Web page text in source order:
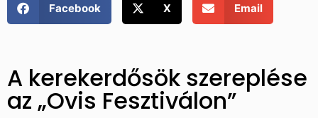
Facebook X Email
A kerekerdősök szereplése
az „Ovis Fesztiválon”